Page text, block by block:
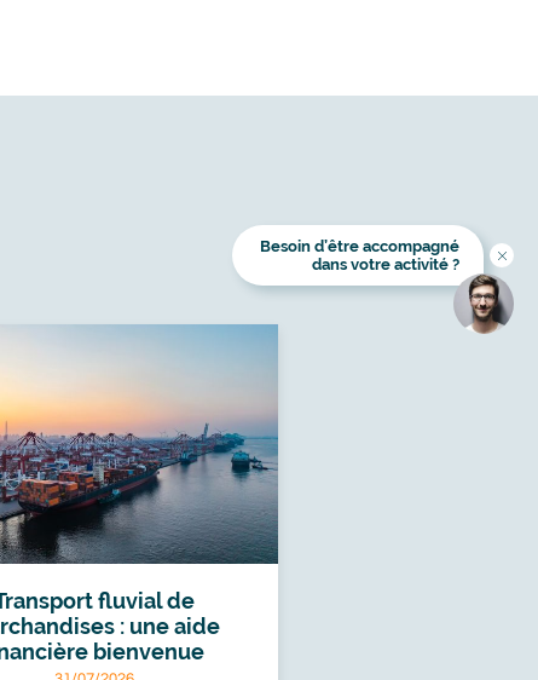
fluvial de
: une aide
bienvenue
Image
Image
Titre
Besoin d’être accompagné
dans votre activité ?